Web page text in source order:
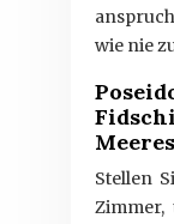
wie nie
Stellen